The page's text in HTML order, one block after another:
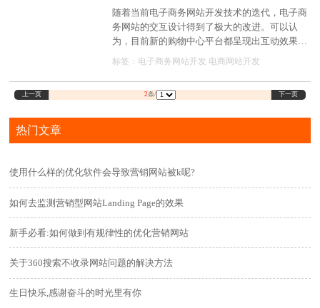
随着当前电子商务网站开发技术的迭代，电子商
务网站的交互设计得到了极大的改进。可以认
为，目前新的购物中心平台都呈现出互动效果。
由此可以想到，电子商务系统网站的交互设计原
云]近年来一直致力于商城系统的开发基础设施。
总结了人机交互的基本原理。
标签： 电子商务网站开发 电商网站开发
上一页 2条/ 下一页
热门文章
使用什么样的优化软件会导致营销网站被k呢?
如何去监测营销型网站Landing Page的效果
新手必看:如何做到有规律性的优化营销网站
关于360搜索不收录网站问题的解决方法
生日快乐,感谢奋斗的时光里有你